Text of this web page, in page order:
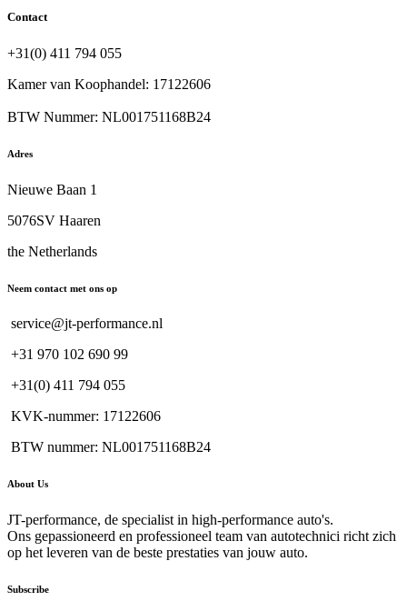
Contact
+31(0) 411 794 055
Kamer van Koophandel: 17122606
BTW Nummer: NL001751168B24
Adres
Nieuwe Baan 1
5076SV Haaren
the Netherlands
Neem contact met ons op
service@jt-performance.nl
+31 970 102 690 99
+31(0) 411 794 055
KVK-nummer: 17122606
BTW nummer: NL001751168B24
About Us
JT-performance, de specialist in high-performance auto's.
Ons gepassioneerd en professioneel team van autotechnici richt zich
op het leveren van de beste prestaties van jouw auto.
Subscribe